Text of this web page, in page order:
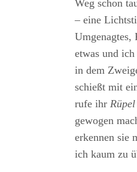
Weg schon
– eine
Umgenagtes,
etwas und ich
in dem
schießt mit
rufe ihr Rüpel
gewogen
erkennen sie
ich kaum zu